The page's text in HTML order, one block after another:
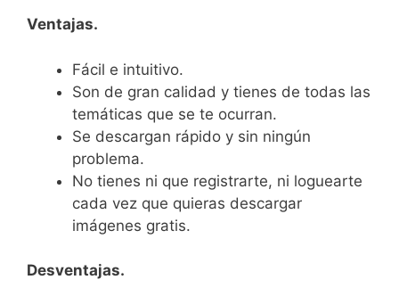
Ventajas.
Fácil e intuitivo.
Son de gran calidad y tienes de todas las
temáticas que se te ocurran.
Se descargan rápido y sin ningún
problema.
No tienes ni que registrarte, ni loguearte
cada vez que quieras descargar
imágenes gratis.
Desventajas.